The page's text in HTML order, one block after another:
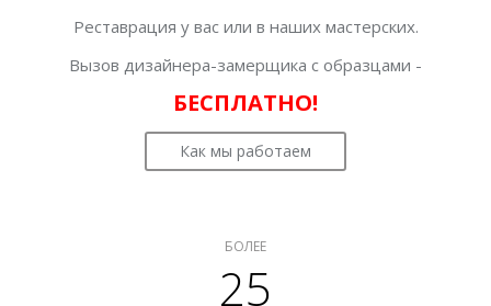
Реставрация у вас или в наших мастерских.
Вызов дизайнера-замерщика с образцами -
БЕСПЛАТНО!
Как мы работаем
БОЛЕЕ
25